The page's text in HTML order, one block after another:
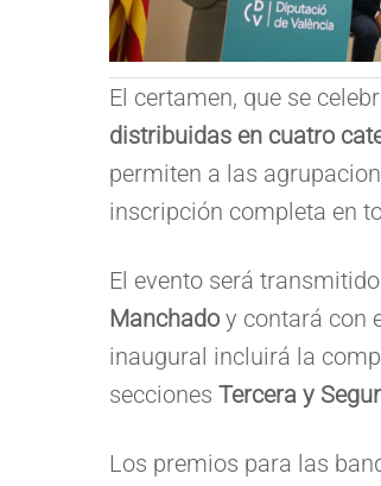
El certamen, que se
distribuidas en cuatro
permiten a las
inscripción completa en
El evento será
Manchado y contará con
inaugural incluirá la
secciones Tercera y
Los premios para las